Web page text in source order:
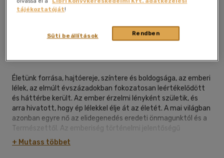
Kívánságlistához adom
Életünk forrása, hajtóereje, színtere és boldogsága, az emberi
lélek, az elmúlt évszázadokban fokozatosan leértékelődött
és háttérbe került. Az ember érzelmi lényként születik, és
arra hivatott, hogy ép lélekkel élje át az életét. A mai világban
azonban egyre nő az elidegenedés eredeti önmagunktól és a
Természettől. Az emberiség történelmi jelentőségű
eseményei ma a lélek színterén zajlanak. Minden tudás közül a
legfontosabb az élnitudás. Könyvünk útikalauz az
+ Mutass többet
tájékoztatóját!
Rendben
Süti beállítások